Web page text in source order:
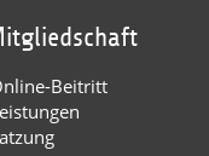
Beitritt